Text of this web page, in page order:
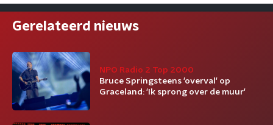
Gerelateerd nieuws
NPO Radio 2 Top 2000
Bruce Springsteens 'overval' op
Graceland: 'Ik sprong over de muur'